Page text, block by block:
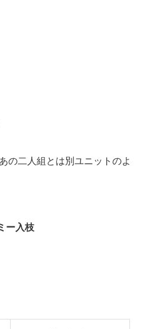
の二人組とは別ユニットのよ
ー入枝